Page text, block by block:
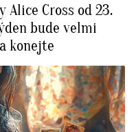
Cross od 23.
bude velmi
konejte